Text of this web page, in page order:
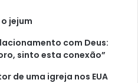
jejum
com Deus:
sinto esta conexão”
de uma igreja nos EUA